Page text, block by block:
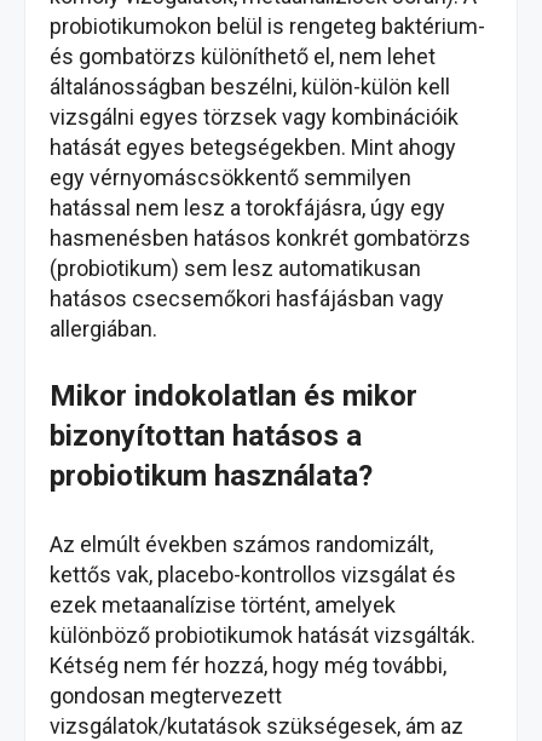
probiotikumokon belül is rengeteg baktérium-
és gombatörzs különíthető el, nem lehet
általánosságban beszélni, külön-külön kell
vizsgálni egyes törzsek vagy kombinációik
hatását egyes betegségekben. Mint ahogy
egy vérnyomáscsökkentő semmilyen
hatással nem lesz a torokfájásra, úgy egy
hasmenésben hatásos konkrét gombatörzs
(probiotikum) sem lesz automatikusan
hatásos csecsemőkori hasfájásban vagy
allergiában.
Mikor indokolatlan és mikor
bizonyítottan hatásos a
probiotikum használata?
Az elmúlt években számos randomizált,
kettős vak, placebo-kontrollos vizsgálat és
ezek metaanalízise történt, amelyek
különböző probiotikumok hatását vizsgálták.
Kétség nem fér hozzá, hogy még további,
gondosan megtervezett
vizsgálatok/kutatások szükségesek, ám az